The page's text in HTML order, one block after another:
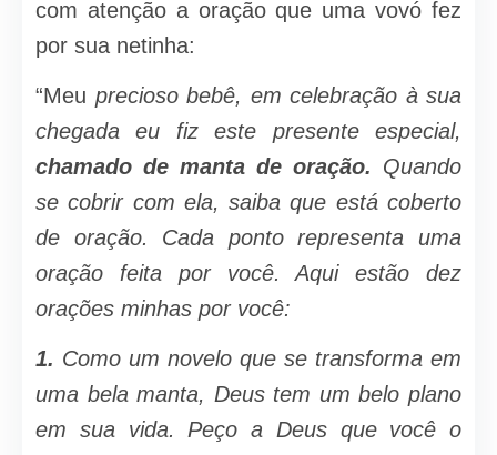
com atenção a oração que uma vovó fez
por sua netinha:
“Meu precioso bebê, em celebração à sua
chegada eu fiz este presente especial,
chamado de manta de oração. Quando
se cobrir com ela, saiba que está coberto
de oração. Cada ponto representa uma
oração fei­ta por você. Aqui estão dez
orações mi­nhas por você:
1. Como um novelo que se transfor­ma em
uma bela manta, Deus tem um belo plano
em sua vida. Peço a Deus que você o